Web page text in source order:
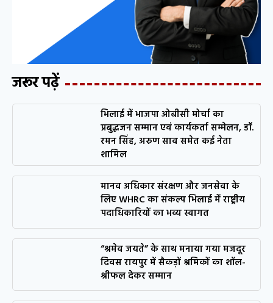
जरूर पढ़ें
भिलाई में भाजपा ओबीसी मोर्चा का
प्रबुद्धजन सम्मान एवं कार्यकर्ता सम्मेलन, डॉ.
रमन सिंह, अरुण साव समेत कई नेता
शामिल
मानव अधिकार संरक्षण और जनसेवा के
लिए WHRC का संकल्प भिलाई में राष्ट्रीय
पदाधिकारियों का भव्य स्वागत
“श्रमेव जयते” के साथ मनाया गया मजदूर
दिवस रायपुर में सैकड़ों श्रमिकों का शॉल-
श्रीफल देकर सम्मान